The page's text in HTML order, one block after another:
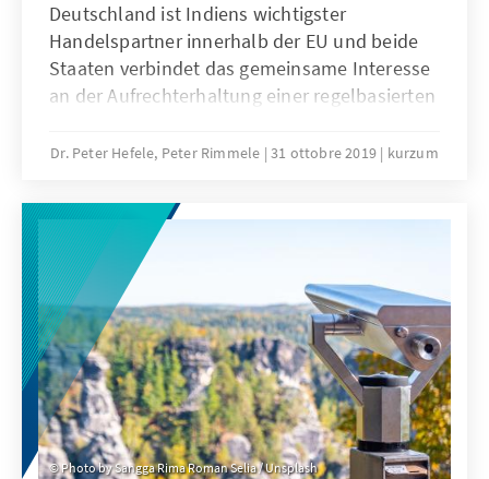
Deutschland ist Indiens wichtigster
Handelspartner innerhalb der EU und beide
Staaten verbindet das gemeinsame Interesse
an der Aufrechterhaltung einer regelbasierten
Dr. Peter Hefele, Peter Rimmele 31 ottobre 2019 kurzum
Photo by Sangga Rima Roman Selia / Unsplash